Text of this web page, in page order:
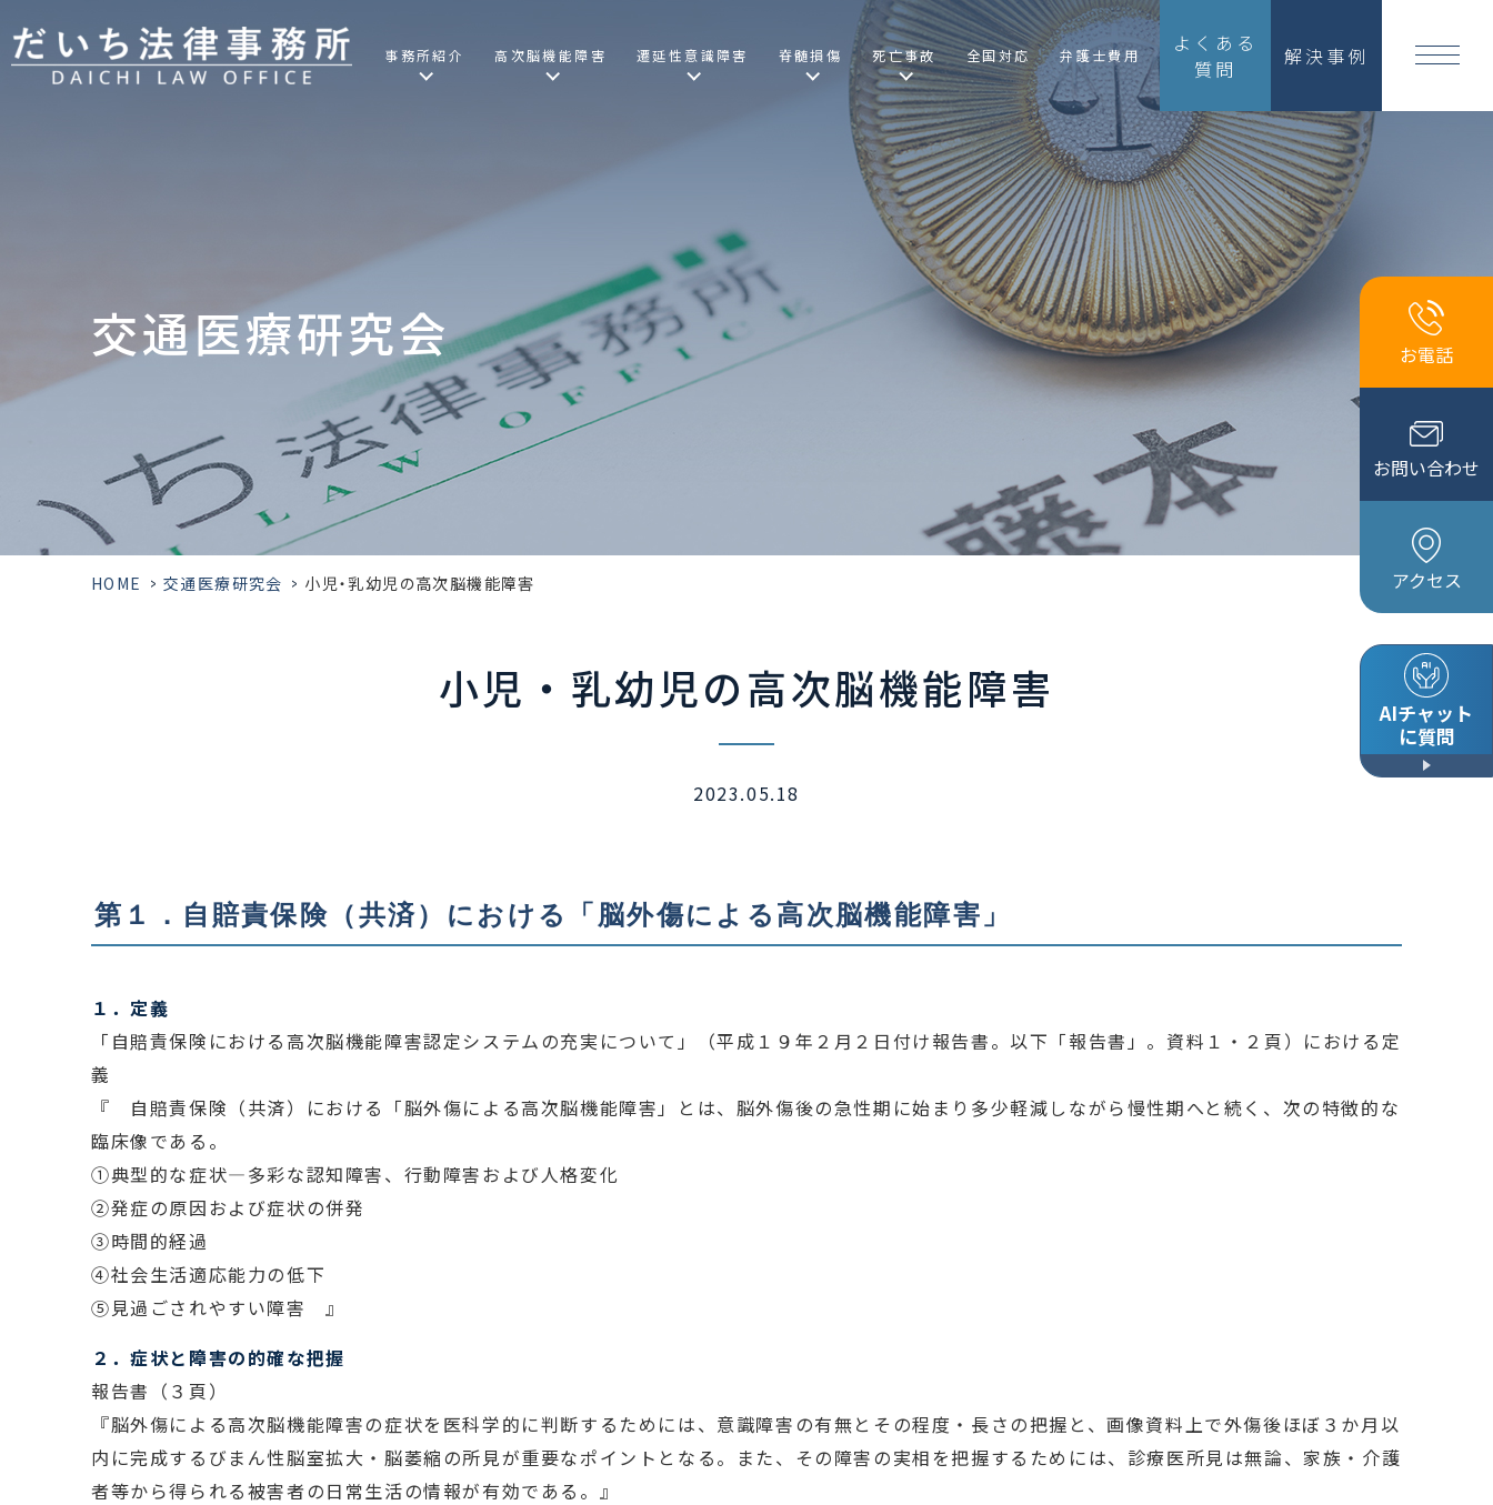
事務所紹介 高次脳機能障害 遷延性意識障害 脊髄損傷 死亡事故 全国対応 弁護士費用
よくある
質問
解決事例
交通医療研究会
HOME > 交通医療研究会 > 小児・乳幼児の高次脳機能障害
小児・乳幼児の高次脳機能障害
2023.05.18
第１．自賠責保険（共済）における「脳外傷による高次脳機能障害」
１．定義
「自賠責保険における高次脳機能障害認定システムの充実について」（平成１９年２月２日付け報告書。以下「報告書」。資料１・２頁）における定
義
『 自賠責保険（共済）における「脳外傷による高次脳機能障害」とは、脳外傷後の急性期に始まり多少軽減しながら慢性期へと続く、次の特徴的な
臨床像である。
①典型的な症状―多彩な認知障害、行動障害および人格変化
②発症の原因および症状の併発
③時間的経過
④社会生活適応能力の低下
⑤見過ごされやすい障害 』
２．症状と障害の的確な把握
報告書（３頁）
『脳外傷による高次脳機能障害の症状を医科学的に判断するためには、意識障害の有無とその程度・長さの把握と、画像資料上で外傷後ほぼ３か月以
内に完成するびまん性脳室拡大・脳萎縮の所見が重要なポイントとなる。また、その障害の実相を把握するためには、診療医所見は無論、家族・介護
者等から得られる被害者の日常生活の情報が有効である。』
お電話
お問い合わせ
アクセス
AIチャット
に質問